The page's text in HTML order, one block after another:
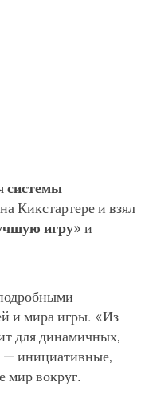
системы
на Кикстартере и взял
игру» и
и мира игры. «Из
для динамичных,
— инициативные,
мир вокруг.